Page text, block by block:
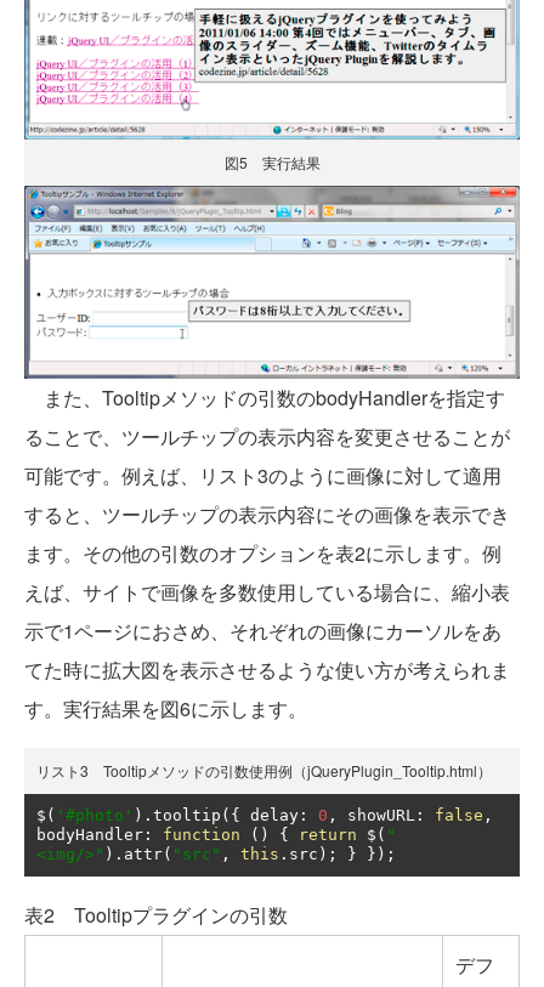
図5 実行結果
また、Tooltipメソッドの引数のbodyHandlerを指定す
ることで、ツールチップの表示内容を変更させることが
可能です。例えば、リスト3のように画像に対して適用
すると、ツールチップの表示内容にその画像を表示でき
ます。その他の引数のオプションを表2に示します。例
えば、サイトで画像を多数使用している場合に、縮小表
示で1ページにおさめ、それぞれの画像にカーソルをあ
てた時に拡大図を表示させるような使い方が考えられま
す。実行結果を図6に示します。
リスト3 Tooltipメソッドの引数使用例（jQueryPlugin_Tooltip.html）
$ ( '#photo' ). tooltip ({ delay : 0 , showURL : false ,
bodyHandler : function () { return $ ( "
<img/>" ). attr( "src" , this . src ); } });
表2 Tooltipプラグインの引数
デフ